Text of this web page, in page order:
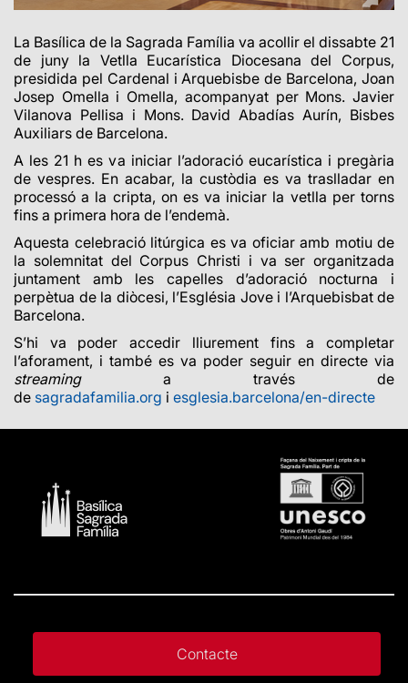
La Basílica de la Sagrada Família va acollir el dissabte 21
de juny la Vetlla Eucarística Diocesana del Corpus,
presidida pel Cardenal i Arquebisbe de Barcelona, Joan
Josep Omella i Omella, acompanyat per Mons. Javier
Vilanova Pellisa i Mons. David Abadías Aurín, Bisbes
Auxiliars de Barcelona.
A les 21 h es va iniciar l’adoració eucarística i pregària
de vespres. En acabar, la custòdia es va traslladar en
processó a la cripta, on es va iniciar la vetlla per torns
fins a primera hora de l’endemà.
Aquesta celebració litúrgica es va oficiar amb motiu de
la solemnitat del Corpus Christi i va ser organitzada
juntament amb les capelles d’adoració nocturna i
perpètua de la diòcesi, l’Església Jove i l’Arquebisbat de
Barcelona.
S’hi va poder accedir lliurement fins a completar
l’aforament, i també es va poder seguir en directe via
streaminga través de
de sagradafamilia.org i esglesia.barcelona/en-directe
Contacte